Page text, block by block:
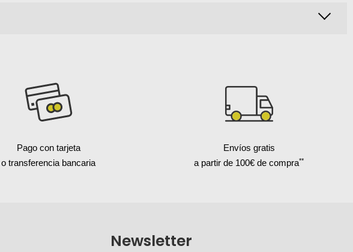
Pago con tarjeta
o transferencia bancaria
Envíos gratis
a partir de 100€ de compra**
Newsletter